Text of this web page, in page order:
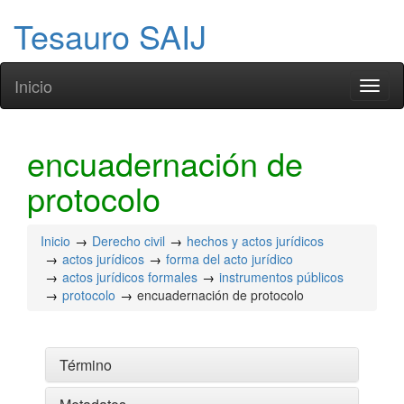
Tesauro SAIJ
Inicio
encuadernación de
protocolo
Inicio Derecho civil
hechos y actos jurídicos
actos jurídicos
forma del acto jurídico
actos jurídicos formales
instrumentos públicos
protocolo
encuadernación de protocolo
Término